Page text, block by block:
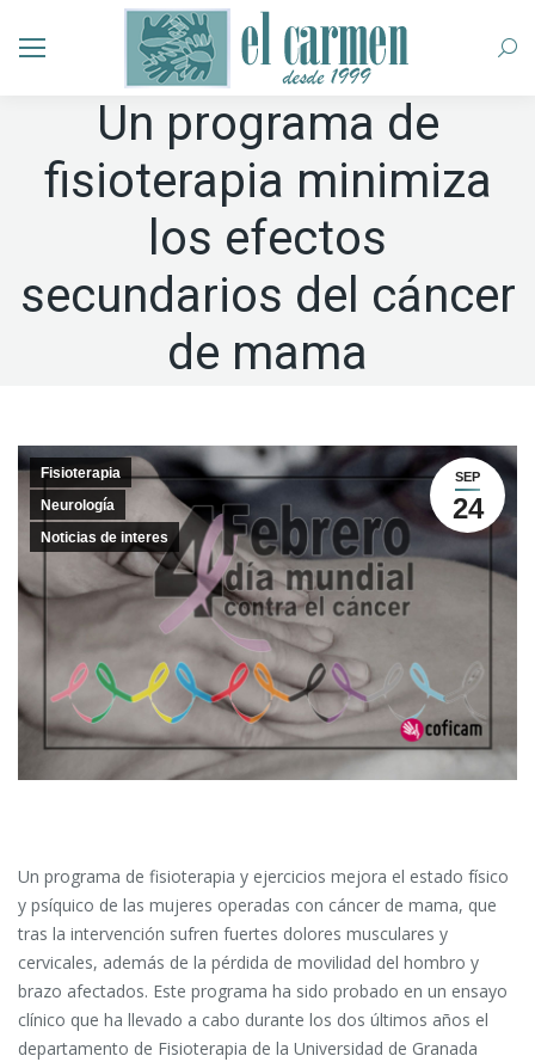
Un programa de
fisioterapia minimiza
los efectos
secundarios del cáncer
de mama
SEP
24
Fisioterapia
Neurología
Noticias de interes
Un programa de fisioterapia y ejercicios mejora el estado físico
y psíquico de las mujeres operadas con cáncer de mama, que
tras la intervención sufren fuertes dolores musculares y
cervicales, además de la pérdida de movilidad del hombro y
brazo afectados. Este programa ha sido probado en un ensayo
clínico que ha llevado a cabo durante los dos últimos años el
departamento de Fisioterapia de la Universidad de Granada